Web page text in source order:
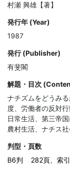
村瀬 興雄【著】
発行年 (Year)
1987
発行 (Publisher)
有斐閣
解題・目次
ナチズムをどうみ
度、労働者の反対
日常生活、第三帝
農村生活、ナチス社
判型・頁数
B6判
282頁、索